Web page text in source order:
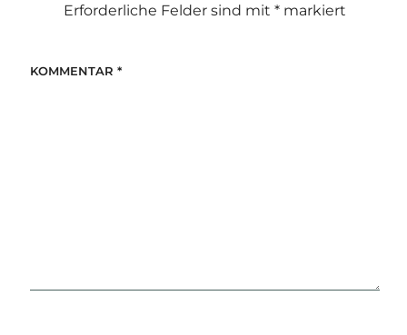
Erforderliche Felder sind mit *markiert
KOMMENTAR *